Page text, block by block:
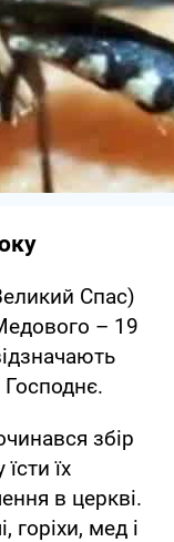
Спас)
– 19
збір
їх
в церкві.
мед і